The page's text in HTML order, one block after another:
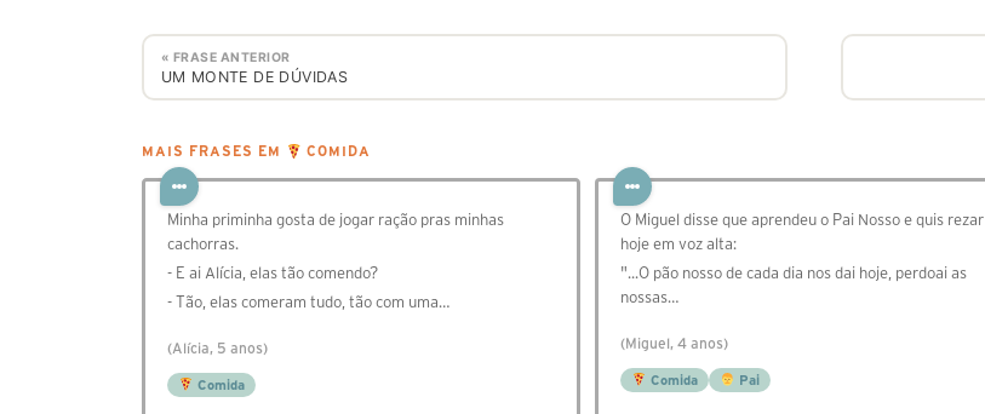
« FRASE ANTERIOR
UM MONTE DE DÚVIDAS
MAIS FRASES EM COMIDA
Minha priminha gosta de jogar ração pras minhas
cachorras.
- E ai Alícia, elas tão comendo?
- Tão, elas comeram tudo, tão com uma…
(Alícia, 5 anos)
Comida
O Miguel disse que aprendeu o Pai Nosso e quis rezar
hoje em voz alta:
"...O pão nosso de cada dia nos dai hoje, perdoai as
nossas…
(Miguel, 4 anos)
Comida Pai